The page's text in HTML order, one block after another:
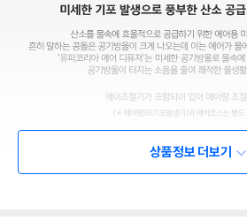
상품정보 더보기